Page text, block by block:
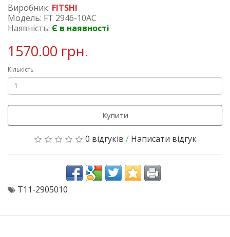
Виробник: FITSHI
Модель: FT 2946-10AC
Наявність: Є в наявності
1570.00 грн.
Кількість
Купити
0 відгуків / Написати відгук
T11-2905010